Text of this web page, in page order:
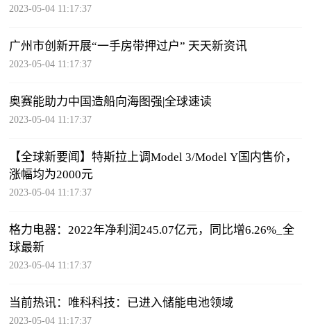
2023-05-04 11:17:37
广州市创新开展“一手房带押过户” 天天新资讯
2023-05-04 11:17:37
奥赛能助力中国造船向海图强|全球速读
2023-05-04 11:17:37
【全球新要闻】特斯拉上调Model 3/Model Y国内售价，
涨幅均为2000元
2023-05-04 11:17:37
格力电器：2022年净利润245.07亿元，同比增6.26%_全
球最新
2023-05-04 11:17:37
当前热讯：唯科科技：已进入储能电池领域
2023-05-04 11:17:37